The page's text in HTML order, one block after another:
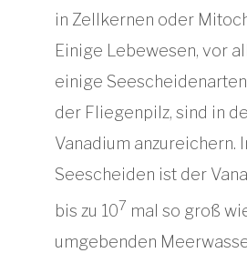
in Zellkernen oder
Einige Lebewesen, vor
einige Seescheidenarten
der Fliegenpilz, sind in
Vanadium anzureichern.
Seescheiden ist der
bis zu 107 mal so groß
umgebenden